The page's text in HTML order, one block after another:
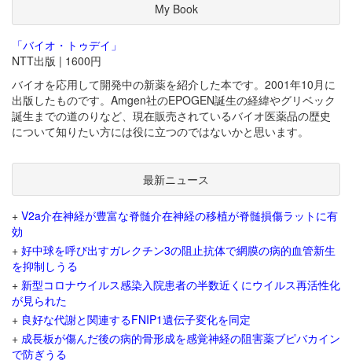
My Book
「バイオ・トゥデイ」
NTT出版 | 1600円
バイオを応用して開発中の新薬を紹介した本です。2001年10月に
出版したものです。Amgen社のEPOGEN誕生の経緯やグリベック
誕生までの道のりなど、現在販売されているバイオ医薬品の歴史
について知りたい方には役に立つのではないかと思います。
最新ニュース
+ V2a介在神経が豊富な脊髄介在神経の移植が脊髄損傷ラットに有
効
+ 好中球を呼び出すガレクチン3の阻止抗体で網膜の病的血管新生
を抑制しうる
+ 新型コロナウイルス感染入院患者の半数近くにウイルス再活性化
が見られた
+ 良好な代謝と関連するFNIP1遺伝子変化を同定
+ 成長板が傷んだ後の病的骨形成を感覚神経の阻害薬ブピバカイン
で防ぎうる